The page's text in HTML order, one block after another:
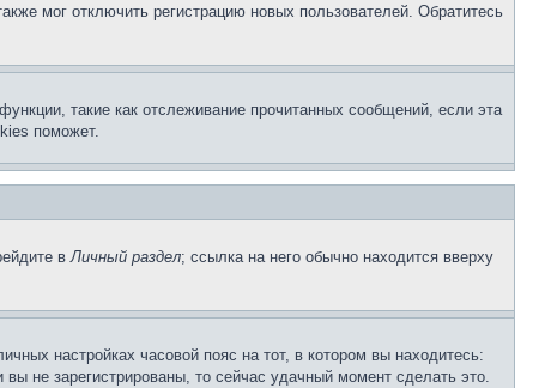
мог отключить регистрацию новых пользователей. Обратитесь
такие как отслеживание прочитанных сообщений, если эта
поможет.
вЛичный раздел; ссылка на него обычно находится вверху
настройках часовой пояс на тот, в котором вы находитесь:
не зарегистрированы, то сейчас удачный момент сделать это.